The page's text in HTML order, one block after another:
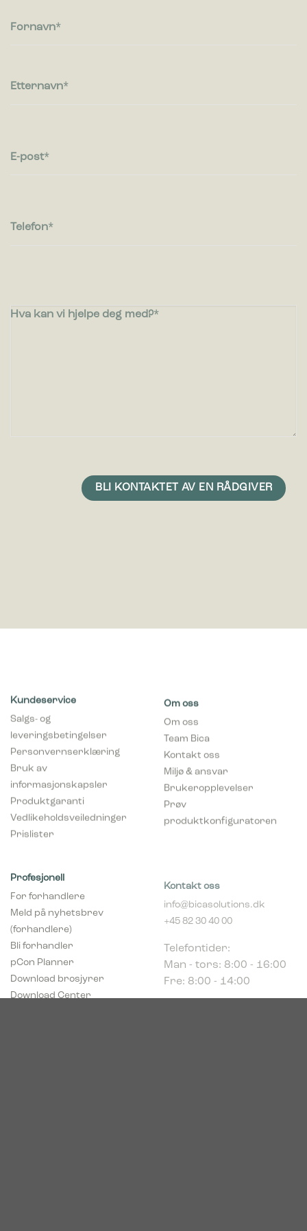
rapportere informasjon anonymt.
nettsteder. Hensikten er å vise annonser som er relevante og
Fornavn
Etternavn
E-post
Telefon
Hva kan vi hjelpe deg med?
Kundeservice
Salgs- og
leveringsbetingelser
Personvernserklæring
Bruk av
informasjonskapsler
Produktgaranti
Vedlikeholdsveiledninger
Prislister
Om oss
Om oss
Team Bica
Kontakt oss
Miljø & ansvar
Brukeropplevelser
Prøv
produktkonfiguratoren
Profesjonell
For forhandlere
Meld på nyhetsbrev
(forhandlere)
Bli forhandler
pCon Planner
Download brosjyrer
Download Center
+45 82 30 40 00
Man - tors: 8:00 - 16:00
Fre: 8:00 - 14:00
Norge